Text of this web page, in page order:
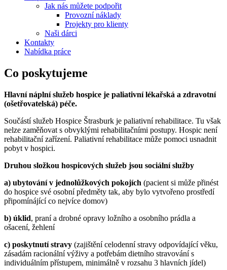
Jak nás můžete podpořit
Provozní náklady
Projekty pro klienty
Naši dárci
Kontakty
Nabídka práce
Co poskytujeme
Hlavní náplní služeb hospice je paliativní lékařská a zdravotní
(ošetřovatelská) péče.
Součástí služeb Hospice Štrasburk je paliativní rehabilitace. Tu však
nelze zaměňovat s obvyklými rehabilitačními postupy. Hospic není
rehabilitační zařízení. Paliativní rehabilitace může pomoci usnadnit
pobyt v hospici.
Druhou složkou hospicových služeb jsou sociální služby
a) ubytování v jednolůžkových pokojích (pacient si může přinést
do hospice své osobní předměty tak, aby bylo vytvořeno prostředí
připomínájící co nejvíce domov)
b) úklid, praní a drobné opravy ložního a osobního prádla a
ošacení, žehlení
c) poskytnutí stravy (zajištění celodenní stravy odpovídající věku,
zásadám racionální výživy a potřebám dietního stravování s
individuálním přístupem, minimálně v rozsahu 3 hlavních jídel)